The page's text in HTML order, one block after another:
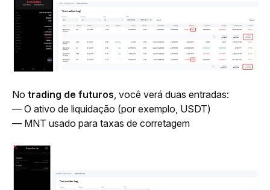
No trading de futuros, você verá duas entradas:
— O ativo de liquidação (por exemplo, USDT)
— MNT usado para taxas de corretagem